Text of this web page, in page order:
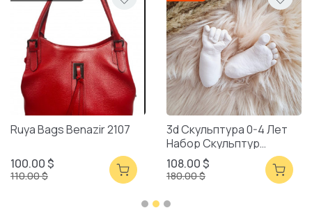
Ruya Bags Benazir 2107
100.00 $
110.00 $
3d Скульптура 0-4 Лет
Набор Скульптур
Смешанная Упаковка
108.00 $
180.00 $